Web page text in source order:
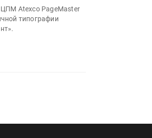
ЦПМ Atexco PageMaster
типографии